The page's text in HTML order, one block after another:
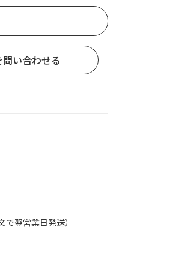
翌営業日発送）
い合わせる